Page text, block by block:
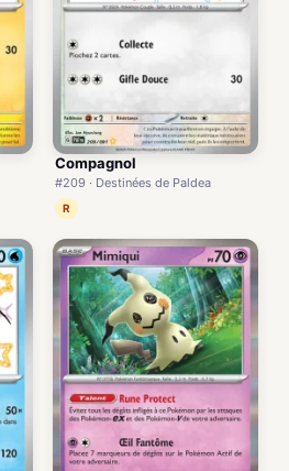
Compagnol
#209 · Destinées de Paldea
R